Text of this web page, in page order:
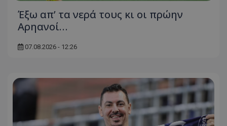
Έξω απ’ τα νερά τους κι οι πρώην
Αρηανοί…
07.08.2026 - 12:26